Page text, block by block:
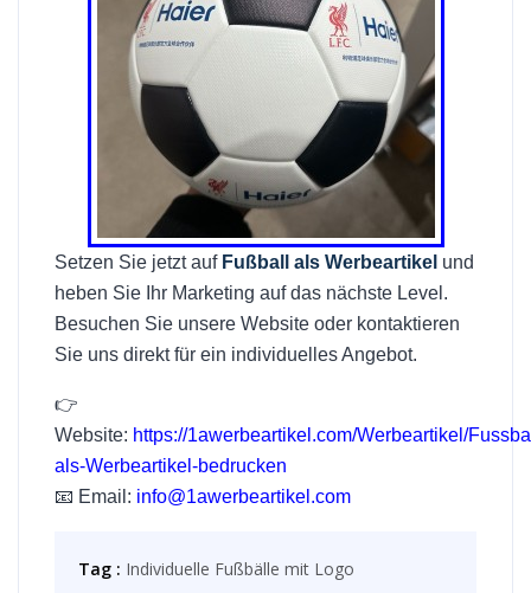
Setzen Sie jetzt auf Fußball als Werbeartikel und
heben Sie Ihr Marketing auf das nächste Level.
Besuchen Sie unsere Website oder kontaktieren
Sie uns direkt für ein individuelles Angebot.
👉
Website: https://1awerbeartikel.com/Werbeartikel/
als-Werbeartikel-bedrucken
📧 Email: info@1awerbeartikel.com
Tag : Individuelle Fußbälle mit Logo